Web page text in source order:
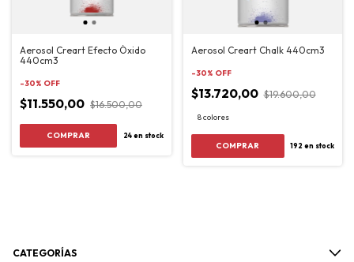
Aerosol Creart Efecto Óxido
440cm3
-30% OFF
$11.550,00 $16.500,00
24en stock
Aerosol Creart Chalk 440cm3
-30% OFF
$13.720,00 $19.600,00
8 colores
COMPRAR 192en stock
CATEGORÍAS